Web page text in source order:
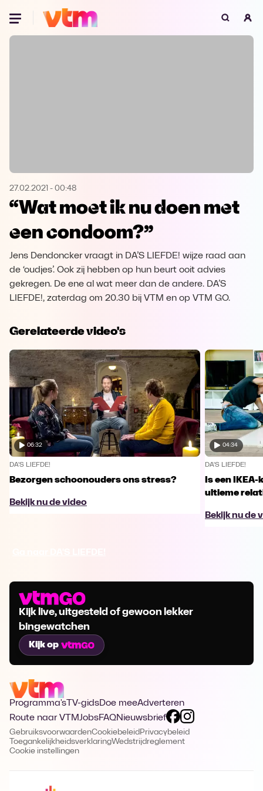
Oeps, browser niet ondersteund
Microsoft Edge Download
Opera
27.02.2021 - 00:48
“Wat moet ik nu doen met
een condoom?”
Jens Dendoncker vraagt in DA’S LIEFDE! wijze raad aan
de ‘oudjes’. Ook zij hebben op hun beurt ooit advies
gekregen. De ene al wat meer dan de andere. DA’S
LIEFDE!, zaterdag om 20.30 bij VTM en op VTM GO.
Gerelateerde video's
06:32
DA'S LIEFDE!
Bezorgen schoonouders ons stress?
Bekijk nu de video
04:34
DA'S LIEFDE!
Is een
ultieme
Bekijk nu de
Kijk live, uitgesteld of gewoon lekker
bingewatchen
Kijk op
Programma's TV-gidsDoe meeAdverteren
Route naar VTMJobsFAQNieuwsbrief
GebruiksvoorwaardenCookiebeleid Privacybeleid
ToegankelijkheidsverklaringWedstrijdreglement
Cookie instellingen